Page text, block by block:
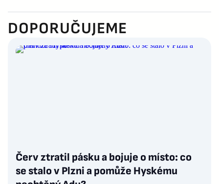
DOPORUČUJEME
Červ ztratil pásku a bojuje o místo: co
se stalo v Plzni a pomůže Hyskému